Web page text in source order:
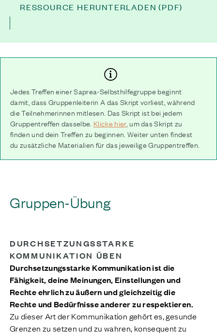
RESSOURCE HERUNTERLADEN (PDF)
Jedes Treffen einer Saprea-Selbsthilfegruppe beginnt
damit, dass Gruppenleiterin A das Skript vorliest, während
die Teilnehmerinnen mitlesen. Das Skript ist bei jedem
Gruppentreffen dasselbe. Klicke hier, um das Skript zu
finden und dein Treffen zu beginnen. Weiter unten findest
du zusätzliche Materialien für das jeweilige Gruppentreffen.
Gruppen-Übung
DURCHSETZUNGSSTARKE
KOMMUNIKATION ÜBEN
Durchsetzungsstarke Kommunikation ist die
Fähigkeit, deine Meinungen, Einstellungen und
Rechte ehrlich zu äußern und gleichzeitig die
Rechte und Bedürfnisse anderer zu respektieren.
Zu dieser Art der Kommunikation gehört es, gesunde
Grenzen zu setzen und zu wahren, konsequent zu